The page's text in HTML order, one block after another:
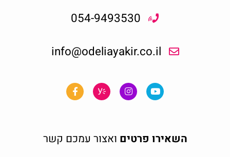
054-9493530
info@odeliayakir.co.il
השאירו פרטים ואצור עמכם קשר